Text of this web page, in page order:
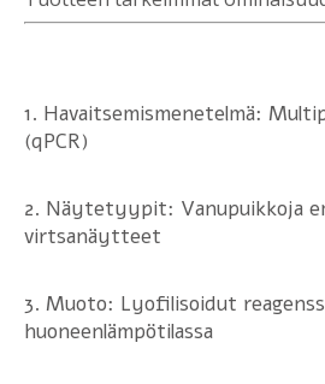
1. Havaitsemismenetelmä:
(qPCR)
2. Näytetyypit: Vanupuikkoja
virtsanäytteet
3. Muoto: Lyofilisoidut
huoneenlämpötilassa